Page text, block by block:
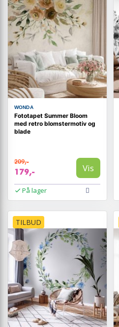
WONDA
Fototapet Summer Bloom
med retro blomstermotiv og
blade
209,-
179,- Vis
På lager
TILBUD